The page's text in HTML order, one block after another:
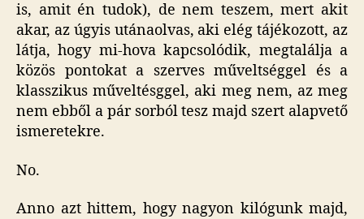
is, amit én tudok), de nem teszem, mert akit
akar, az úgyis utánaolvas, aki elég tájékozott, az
látja, hogy mi-hova kapcsolódik, megtalálja a
közös pontokat a szerves műveltséggel és a
klasszikus műveltésggel, aki meg nem, az meg
nem ebből a pár sorból tesz majd szert alapvető
ismeretekre.
No.
Anno azt hittem, hogy nagyon kilógunk majd,